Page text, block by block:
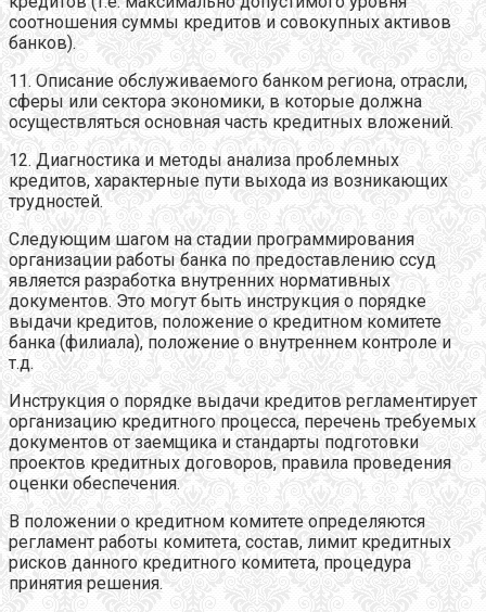
соотношения суммы кредитов и совокупных активов
банков).
11. Описание обслуживаемого банком региона, отрасли,
сферы или сектора экономики, в которые должна
осуществляться основная часть кредитных вложений.
12. Диагностика и методы анализа проблемных
кредитов, характерные пути выхода из возникающих
трудностей.
Следующим шагом на стадии программирования
организации работы банка по предоставлению ссуд
является разработка внутренних нормативных
документов. Это могут быть инструкция о порядке
выдачи кредитов, положение о кредитном комитете
банка (филиала), положение о внутреннем контроле и
т.д.
Инструкция о порядке выдачи кредитов регламентирует
организацию кредитного процесса, перечень требуемых
документов от заемщика и стандарты подготовки
проектов кредитных договоров, правила проведения
оценки обеспечения.
В положении о кредитном комитете определяются
регламент работы комитета, состав, лимит кредитных
рисков данного кредитного комитета, процедура
принятия решения.